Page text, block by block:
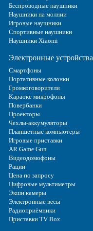
Беспроводные наушники
Наушники на молнии
Игровые наушники
Спортивные наушники
Наушники Xiaomi
Электронные устройства
Смартфоны
Портативные колонки
Громкоговорители
Караоке микрофоны
Повербанки
Проекторы
Чехлы-аккумуляторы
Планшетные компьютеры
Игровые приставки
AR Game Gun
Видеодомофоны
Рации
Цена по запросу
Цифровые мультиметры
Экшн камеры
Электронные весы
Радиоприёмники
Приставки TV Box